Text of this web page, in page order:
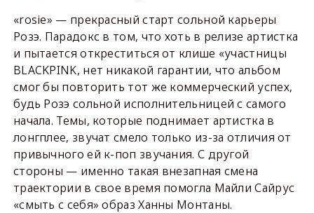
«rosie» — прекрасный старт сольной карьеры
Розэ. Парадокс в том, что хоть в релизе артистка
и пытается откреститься от клише «участницы
BLACKPINK, нет никакой гарантии, что альбом
смог бы повторить тот же коммерческий успех,
будь Розэ сольной исполнительницей с самого
начала. Темы, которые поднимает артистка в
лонгплее, звучат смело только из-за отличия от
привычного ей к-поп звучания. С другой
стороны — именно такая внезапная смена
траектории в свое время помогла Майли Сайрус
«смыть с себя» образ Ханны Монтаны.